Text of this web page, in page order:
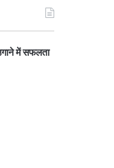
में सफलता